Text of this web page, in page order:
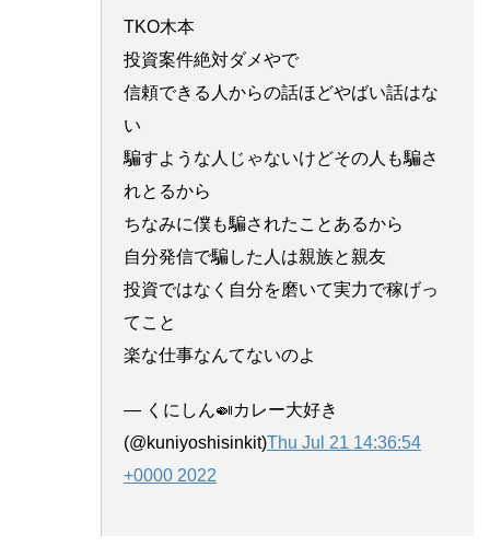
TKO木本
投資案件絶対ダメやで
信頼できる人からの話ほどやばい話はな
い
騙すような人じゃないけどその人も騙さ
れとるから
ちなみに僕も騙されたことあるから
自分発信で騙した人は親族と親友
投資ではなく自分を磨いて実力で稼げっ
てこと
楽な仕事なんてないのよ
— くにしん🍛カレー大好き
(@kuniyoshisinkit)Thu Jul 21 14:36:54
+0000 2022